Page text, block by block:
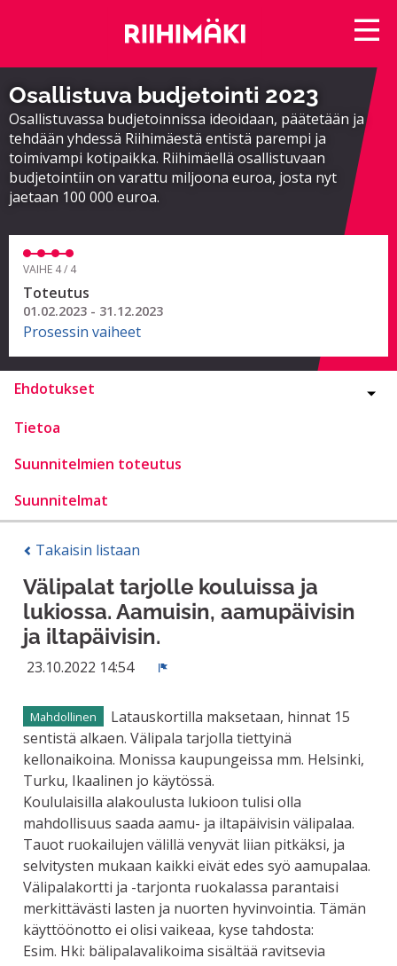
Osallistuva budjetointi 2023
Osallistuvassa budjetoinnissa ideoidaan, päätetään ja
tehdään yhdessä Riihimäestä entistä parempi ja
toimivampi kotipaikka. Riihimäellä osallistuvaan
budjetointiin on varattu miljoona euroa, josta nyt
jaetaan 100 000 euroa.
VAIHE 4 / 4
Toteutus
01.02.2023 - 31.12.2023
Prosessin vaiheet
Ehdotukset
Tietoa
Suunnitelmien toteutus
Suunnitelmat
Takaisin listaan
Välipalat tarjolle kouluissa ja
lukiossa. Aamuisin, aamupäivisin
ja iltapäivisin.
23.10.2022 14:54
Mahdollinen
Latauskortilla maksetaan, hinnat 15
sentistä alkaen. Välipala tarjolla tiettyinä
kellonaikoina. Monissa kaupungeissa mm. Helsinki,
Turku, Ikaalinen jo käytössä.
Koululaisilla alakoulusta lukioon tulisi olla
mahdollisuus saada aamu- ja iltapäivisin välipalaa.
Tauot ruokailujen välillä venyvät liian pitkäksi, ja
selvitysten mukaan kaikki eivät edes syö aamupalaa.
Välipalakortti ja -tarjonta ruokalassa parantaisi
merkittävästi lasten ja nuorten hyvinvointia. Tämän
käyttöönotto ei olisi vaikeaa, kyse tahdosta:
Esim. Hki: bälipalavalikoima sisältää ravitsevia